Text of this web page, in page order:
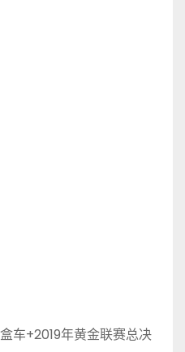
车+2019年黄金联赛总决